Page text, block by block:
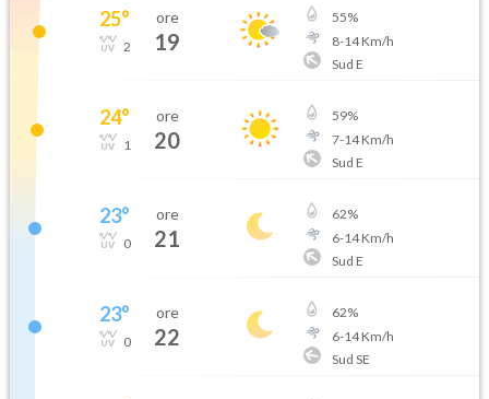
25°
2
ore
19
55%
8-14Km/h
Sud E
24°
1
ore
20
59%
7-14Km/h
Sud E
23°
0
ore
21
62%
6-14Km/h
Sud E
23°
0
ore
22
62%
6-14Km/h
Sud SE